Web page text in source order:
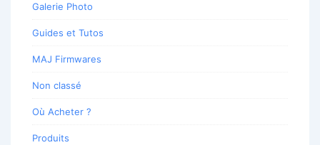
Galerie Photo
Guides et Tutos
MAJ Firmwares
Non classé
Où Acheter ?
Produits